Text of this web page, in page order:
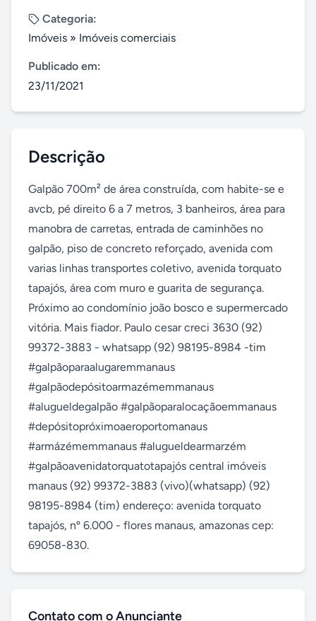
Categoria:
Imóveis » Imóveis comerciais
Publicado em:
23/11/2021
Descrição
Galpão 700m² de área construída, com habite-se e
avcb, pé direito 6 a 7 metros, 3 banheiros, área para
manobra de carretas, entrada de caminhões no
galpão, piso de concreto reforçado, avenida com
varias linhas transportes coletivo, avenida torquato
tapajós, área com muro e guarita de segurança.
Próximo ao condomínio joão bosco e supermercado
vitória. Mais fiador. Paulo cesar creci 3630 (92)
99372-3883 - whatsapp (92) 98195-8984 -tim
#galpãoparaalugaremmanaus
#galpãodepósitoarmazémemmanaus
#alugueldegalpão #galpãoparalocaçãoemmanaus
#depósitopróximoaeroportomanaus
#armázémemmanaus #alugueldearmarzém
#galpãoavenidatorquatotapajós central imóveis
manaus (92) 99372-3883 (vivo)(whatsapp) (92)
98195-8984 (tim) endereço: avenida torquato
tapajós, nº 6.000 - flores manaus, amazonas cep:
69058-830.
Contato com o Anunciante